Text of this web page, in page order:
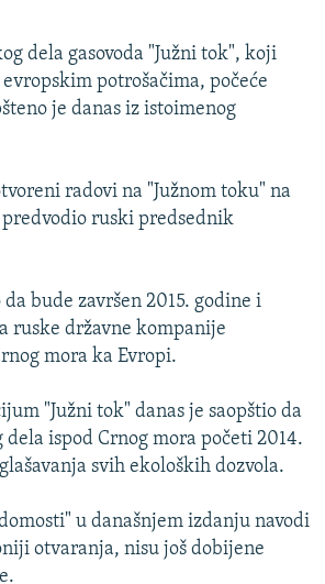
2024.
dela gasovoda "Južni tok", koji
potrošačima, počeće
je danas iz istoimenog
radovi na "Južnom toku" na
ruski predsednik
bude završen 2015. godine i
ruske državne kompanije
mora ka Evropi.
"Južni tok" danas je saopštio da
dela ispod Crnog mora početi 2014.
svih ekoloških dozvola.
u današnjem izdanju navodi
otvaranja, nisu još dobijene